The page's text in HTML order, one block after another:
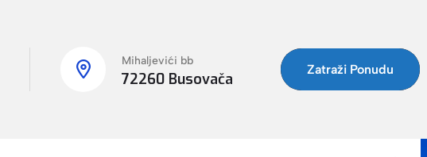
Mihaljevići bb
72260 Busovača
Zatraži Ponudu